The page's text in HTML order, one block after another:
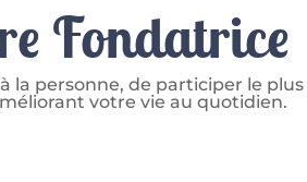
Fondatrice
la personne, de participer le
votre vie au quotidien.